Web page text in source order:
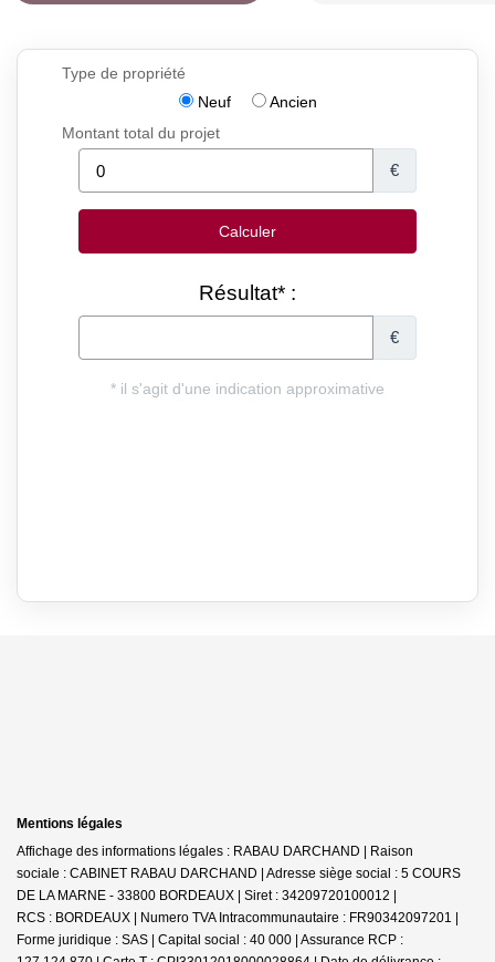
Mentions légales
Affichage des informations légales : RABAU DARCHAND | Raison
sociale : CABINET RABAU DARCHAND | Adresse siège social : 5 COURS
DE LA MARNE - 33800 BORDEAUX | Siret : 34209720100012 |
RCS : BORDEAUX | Numero TVA Intracommunautaire : FR90342097201 |
Forme juridique : SAS | Capital social : 40 000 | Assurance RCP :